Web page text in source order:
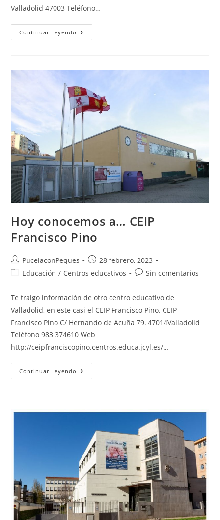
Valladolid 47003 Teléfono…
Continuar Leyendo
Hoy conocemos a… CEIP
Francisco Pino
PucelaconPeques
28 febrero, 2023
Educación / Centros educativos Sin comentarios
Te traigo información de otro centro educativo de
Valladolid, en este casi el CEIP Francisco Pino. CEIP
Francisco Pino C/ Hernando de Acuña 79, 47014Valladolid
Teléfono 983 374610 Web
http://ceipfranciscopino.centros.educa.jcyl.es/…
Continuar Leyendo